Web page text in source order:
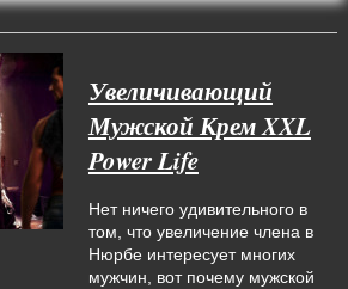
Увеличивающий
Мужской Крем XXL
Power Life
Нет ничего удивительного в
том, что увеличение члена в
Нюрбе интересует многих
мужчин, вот почему мужской